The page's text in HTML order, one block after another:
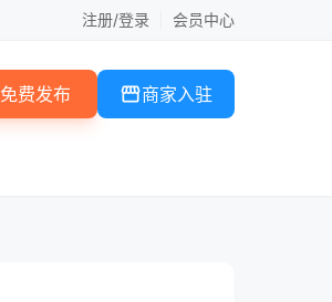
注册/登录 会员中心
免费发布 storefront商家入驻